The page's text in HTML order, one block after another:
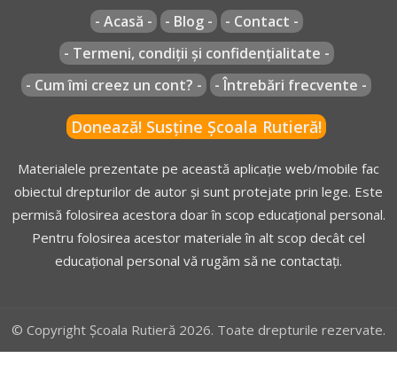
- Acasă - - Blog -
- Contact -
- Termeni, condiții și confidențialitate -
- Cum îmi creez un cont? -
- Întrebări frecvente -
Donează! Susține Școala Rutieră!
Materialele prezentate pe această aplicație web/mobile fac
obiectul drepturilor de autor și sunt protejate prin lege. Este
permisă folosirea acestora doar în scop educațional personal.
Pentru folosirea acestor materiale în alt scop decât cel
educațional personal vă rugăm să ne contactați.
© Copyright Școala Rutieră 2026. Toate drepturile rezervate.